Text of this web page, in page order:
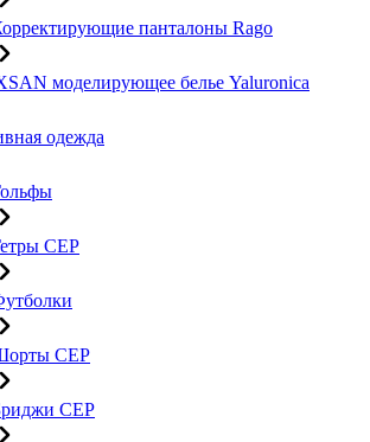
панталоны Rago
моделирующее белье Yaluroniсa
одежда
CEP
CEP
CEP